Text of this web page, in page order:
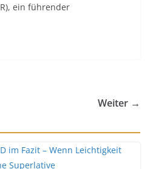
ein führender
Weiter →